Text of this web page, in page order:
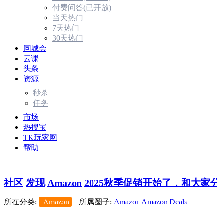
付费问答(已开放)
当天热门
7天热门
30天热门
同城会
云课
头条
资源
秒杀
任务
市场
热搜宝
TK玩家网
帮助
社区 发现 Amazon 2025秋季促销开始了，和大家
所在分类: Amazon 所属圈子: AmazonAmazon Deals